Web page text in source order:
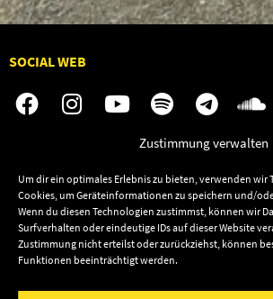
Zustimmung verwalten
Um dir ein optimales Erlebnis zu bieten, verwenden wir
Cookies, um Geräteinformationen zu speichern und/
Wenn du diesen Technologien zustimmst, können wir
Surfverhalten oder eindeutige IDs auf dieser Website
Zustimmung nicht erteilst oder zurückziehst, können
Funktionen beeinträchtigt werden.
SOCIAL WEB
News
Artists
Releases
Friends
Kontakt
Termine
Shop
Datenschutz Newsletter